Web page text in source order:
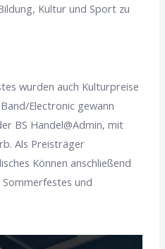
Kultur und Sport zu
wurden auch Kulturpreise
Electronic gewann
BS Handel@Admin, mit
Als Preisträger
Können anschließend
Sommerfestes und